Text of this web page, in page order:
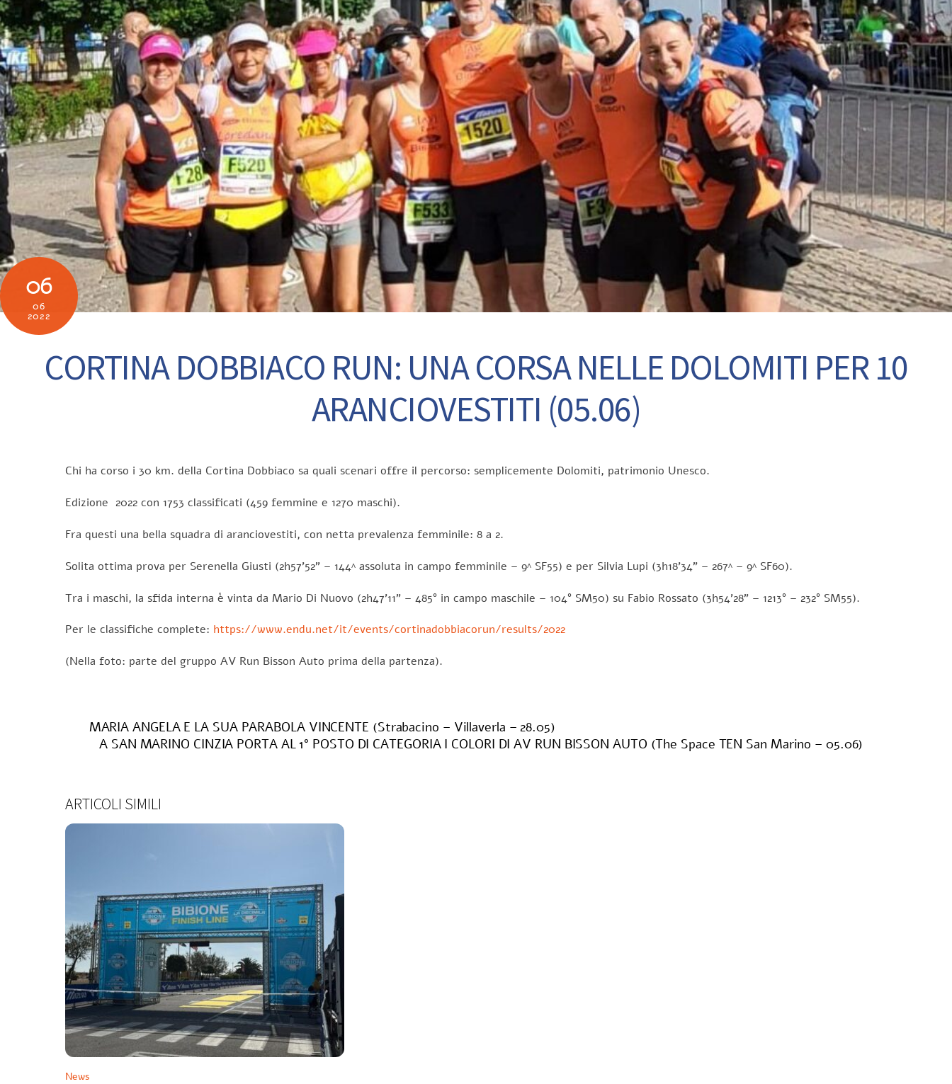
06
06
2022
CORTINA DOBBIACO RUN: UNA CORSA NELLE DOLOMITI PER 10
ARANCIOVESTITI (05.06)
Chi ha corso i 30 km. della Cortina Dobbiaco sa quali scenari offre il percorso: semplicemente Dolomiti, patrimonio Unesco.
Edizione 2022 con 1753 classificati (459 femmine e 1270 maschi).
Fra questi una bella squadra di aranciovestiti, con netta prevalenza femminile: 8 a 2.
Solita ottima prova per Serenella Giusti (2h57’52” – 144^ assoluta in campo femminile – 9^ SF55) e per Silvia Lupi (3h18’34” – 267^ – 9^ SF60).
Tra i maschi, la sfida interna è vinta da Mario Di Nuovo (2h47’11” – 485° in campo maschile – 104° SM50) su Fabio Rossato (3h54’28” – 1213° – 232° SM55).
Per le classifiche complete: https://www.endu.net/it/events/cortinadobbiacorun/results/2022
(Nella foto: parte del gruppo AV Run Bisson Auto prima della partenza).
MARIA ANGELA E LA SUA PARABOLA VINCENTE (Strabacino – Villaverla – 28.05)
A SAN MARINO CINZIA PORTA AL 1° POSTO DI CATEGORIA I COLORI DI AV RUN BISSON AUTO (The Space TEN San Marino – 05.06)
ARTICOLI SIMILI
News